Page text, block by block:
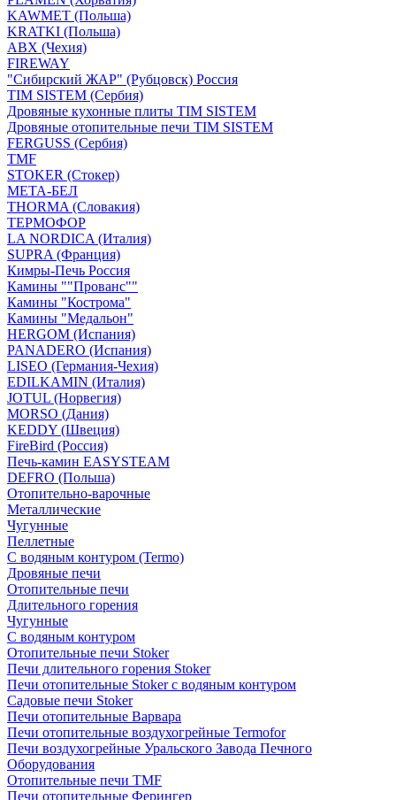
KAWMET (Польша)
KRATKI (Польша)
ABX (Чехия)
FIREWAY
"Сибирский ЖАР" (Рубцовск) Россия
TIM SISTEM (Сербия)
Дровяные кухонные плиты TIM SISTEM
Дровяные отопительные печи TIM SISTEM
FERGUSS (Сербия)
TMF
STOKER (Стокер)
МЕТА-БЕЛ
THORMA (Словакия)
ТЕРМОФОР
LA NORDICA (Италия)
SUPRA (Франция)
Кимры-Печь Россия
Камины ""Прованс""
Камины "Кострома"
Камины "Медальон"
HERGOM (Испания)
PANADERO (Испания)
LISEO (Германия-Чехия)
EDILKAMIN (Италия)
JOTUL (Норвегия)
MORSO (Дания)
KEDDY (Швеция)
FireBird (Россия)
Печь-камин EASYSTEAM
DEFRO (Польша)
Отопительно-варочные
Металлические
Чугунные
Пеллетные
С водяным контуром (Termo)
Дровяные печи
Отопительные печи
Длительного горения
Чугунные
C водяным контуром
Отопительные печи Stoker
Печи длительного горения Stoker
Печи отопительные Stoker с водяным контуром
Садовые печи Stoker
Печи отопительные Варвара
Печи отопительные воздухогрейные Termofor
Печи воздухогрейные Уральского Завода Печного
Оборудования
Отопительные печи TMF
Печи отопительные Ферингер